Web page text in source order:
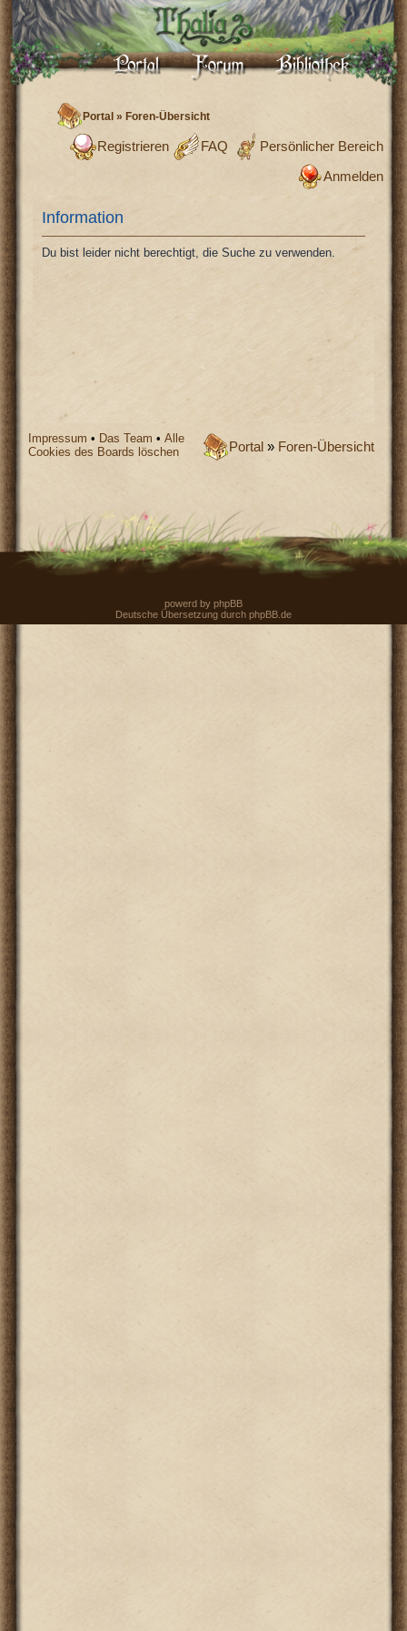
Portal »Foren-Übersicht
Persönlicher Bereich
FAQ
Registrieren
Anmelden
Information
Du bist leider nicht berechtigt, die Suche zu verwenden.
Portal » Foren-Übersicht
Impressum • Das Team •Alle
Cookies des Boards löschen
powerd by phpBB
Deutsche Übersetzung durch phpBB.de